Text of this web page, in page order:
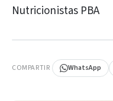
Nutricionistas PBA
COMPARTIR WhatsApp